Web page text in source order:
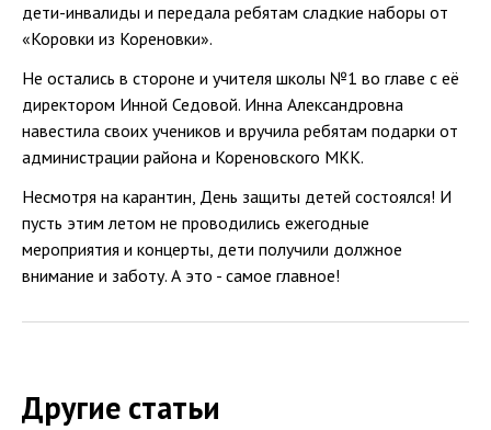
дети-инвалиды и передала ребятам сладкие наборы от
«Коровки из Кореновки».
Не остались в стороне и учителя школы №1 во главе с её
директором Инной Седовой. Инна Александровна
навестила своих учеников и вручила ребятам подарки от
администрации района и Кореновского МКК.
Несмотря на карантин, День защиты детей состоялся! И
пусть этим летом не проводились ежегодные
мероприятия и концерты, дети получили должное
внимание и заботу. А это - самое главное!
Другие статьи